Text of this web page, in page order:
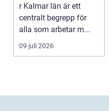
r Kalmar län är ett
centralt begrepp för
alla som arbetar m...
09 juli 2026